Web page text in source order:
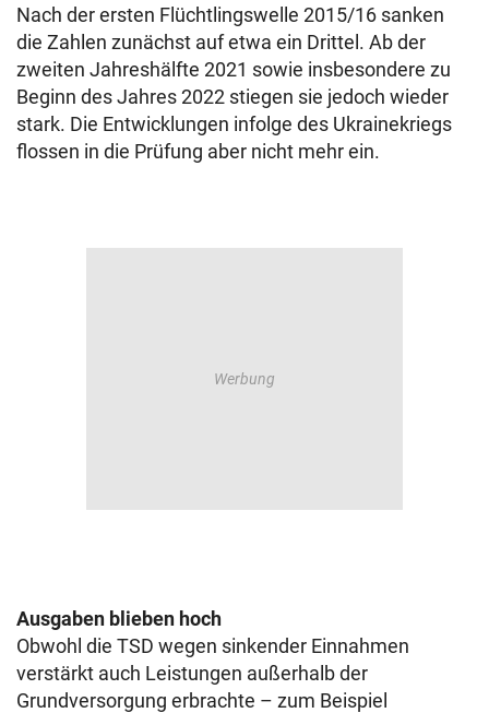
Nach der ersten Flüchtlingswelle 2015/16 sanken
die Zahlen zunächst auf etwa ein Drittel. Ab der
zweiten Jahreshälfte 2021 sowie insbesondere zu
Beginn des Jahres 2022 stiegen sie jedoch wieder
stark. Die Entwicklungen infolge des Ukrainekriegs
flossen in die Prüfung aber nicht mehr ein.
Ausgaben blieben hoch
Obwohl die TSD wegen sinkender Einnahmen
verstärkt auch Leistungen außerhalb der
Grundversorgung erbrachte – zum Beispiel